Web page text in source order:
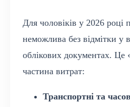
Для чоловіків у 2026 році
неможлива без відмітки у
облікових документах. Це
частина витрат:
Транспортні та